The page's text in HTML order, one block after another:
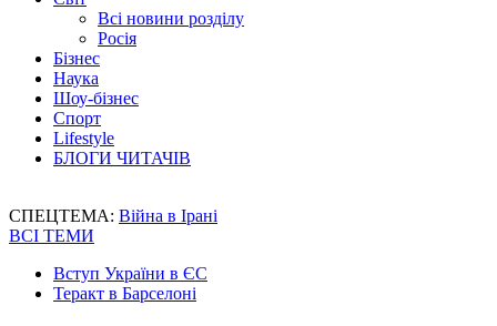
Всі новини розділу
Росія
Бізнес
Наука
Шоу-бізнес
Спорт
Lifestyle
БЛОГИ ЧИТАЧІВ
СПЕЦТЕМА: Війна в Ірані
ВСІ ТЕМИ
Вступ України в ЄС
Теракт в Барселоні